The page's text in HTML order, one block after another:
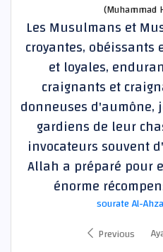
(Muhammad
Les Musulmans et
croyantes, obéissants
et loyales,
craignants et
donneuses
gardiens de leur
invocateurs souvent
Allah a préparé pour
énorme
sourate Al-
Previous